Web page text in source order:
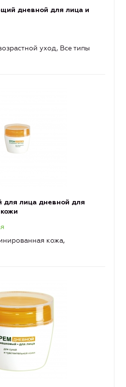
дневной для лица и
уход, Все типы
для лица дневной для
кожа,